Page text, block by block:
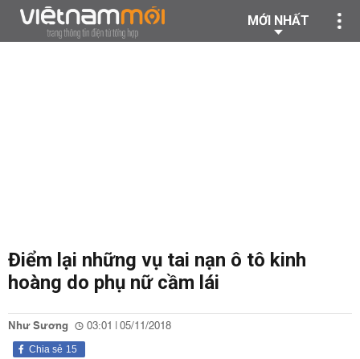
MỚI NHẤT
Điểm lại những vụ tai nạn ô tô kinh
hoàng do phụ nữ cầm lái
Như Sương 03:01 | 05/11/2018
15
Chia sẻ